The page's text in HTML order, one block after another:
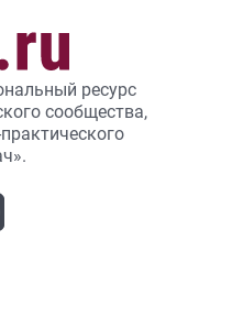
ресурс
сообщества,